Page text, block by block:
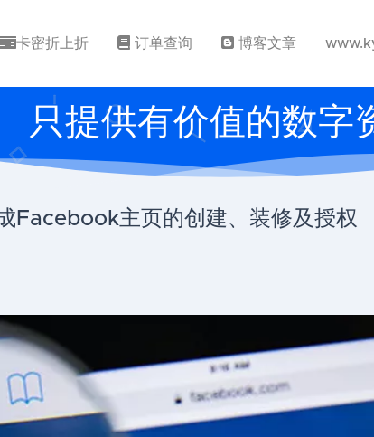
卡密折上折 订单查询 博客文章
只提供有价值的数字
Facebook主页的创建、装修及授权